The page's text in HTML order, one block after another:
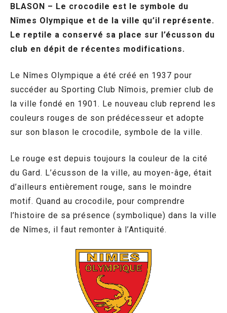
BLASON – Le crocodile est le symbole du
Nîmes Olympique et de la ville qu’il représente.
Le reptile a conservé sa place sur l’écusson du
club en dépit de récentes modifications.
Le Nîmes Olympique a été créé en 1937 pour
succéder au Sporting Club Nîmois, premier club de
la ville fondé en 1901. Le nouveau club reprend les
couleurs rouges de son prédécesseur et adopte
sur son blason le crocodile, symbole de la ville.
Le rouge est depuis toujours la couleur de la cité
du Gard. L’écusson de la ville, au moyen-âge, était
d’ailleurs entièrement rouge, sans le moindre
motif. Quand au crocodile, pour comprendre
l’histoire de sa présence (symbolique) dans la ville
de Nîmes, il faut remonter à l’Antiquité.